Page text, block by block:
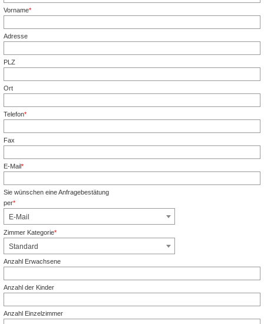
Vorname*
Adresse
PLZ
Ort
Telefon*
Fax
E-Mail*
Sie wünschen eine Anfragebestätung
per*
Pflichtfeld
E-Mail
Zimmer Kategorie*
Pflichtfeld
Standard
Anzahl Erwachsene
Anzahl der Kinder
Anzahl Einzelzimmer